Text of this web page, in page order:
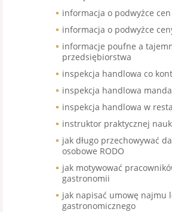
informacja o podwyżce cen
informacja o podwyżce
informacje poufne a
przedsiębiorstwa
inspekcja handlowa co
inspekcja handlowa
inspekcja handlowa w
instruktor praktycznej
jak długo przechowywać
osobowe RODO
jak motywować
gastronomii
jak napisać umowę najmu
gastronomicznego